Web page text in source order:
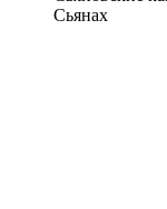
Сьянах